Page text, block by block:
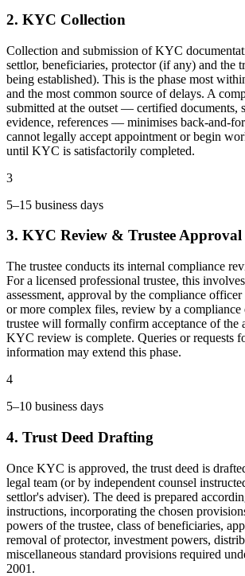
2. KYC Collection
Collection and submission of KYC
settlor, beneficiaries, protector (if any) and the
being established). This is the phase most
and the most common source of delays. A
submitted at the outset — certified documents,
evidence, references — minimises back-and-
cannot legally accept appointment or begin
until KYC is satisfactorily completed.
3
5–15 business days
3. KYC Review & Trustee Approval
The trustee conducts its internal compliance
For a licensed professional trustee, this
assessment, approval by the compliance
or more complex files, review by a compliance
trustee will formally confirm acceptance of the
KYC review is complete. Queries or requests
information may extend this phase.
4
5–10 business days
4. Trust Deed Drafting
Once KYC is approved, the trust deed is
legal team (or by independent counsel
settlor's adviser). The deed is prepared
instructions, incorporating the chosen
powers of the trustee, class of beneficiaries,
removal of protector, investment powers,
miscellaneous standard provisions required
2001.